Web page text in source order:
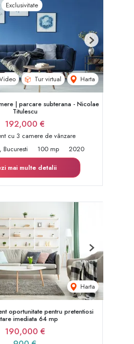
Exclusivitate
Tur virtual Harta
Next
| parcare subterana - Nicolae
Titulescu
192,000 €
cu 3 camere de vânzare
Bucuresti
100 mp
2020
mai multe detalii
Harta
Next
oportunitate pentru pretentiosi
imediata 64 mp
190,000 €